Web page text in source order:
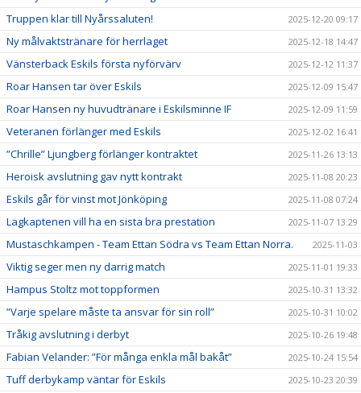
Truppen klar till Nyårssaluten! 2025-12-20 09:17
Ny målvaktstränare för herrlaget 2025-12-18 14:47
Vänsterback Eskils första nyförvärv 2025-12-12 11:37
Roar Hansen tar över Eskils 2025-12-09 15:47
Roar Hansen ny huvudtränare i Eskilsminne IF 2025-12-09 11:59
Veteranen förlänger med Eskils 2025-12-02 16:41
”Chrille” Ljungberg förlänger kontraktet 2025-11-26 13:13
Heroisk avslutning gav nytt kontrakt 2025-11-08 20:23
Eskils går för vinst mot Jönköping 2025-11-08 07:24
Lagkaptenen vill ha en sista bra prestation 2025-11-07 13:29
Mustaschkampen - Team Ettan Södra vs Team Ettan Norra. 2025-11-03
Viktig seger men ny darrig match 2025-11-01 19:33
Hampus Stoltz mot toppformen 2025-10-31 13:32
”Varje spelare måste ta ansvar för sin roll” 2025-10-31 10:02
Tråkig avslutning i derbyt 2025-10-26 19:48
Fabian Velander: ”För många enkla mål bakåt” 2025-10-24 15:54
Tuff derbykamp väntar för Eskils 2025-10-23 20:39